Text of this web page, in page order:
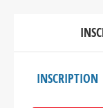
INSCRIPTION